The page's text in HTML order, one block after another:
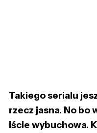
Takiego serialu
rzecz jasna. No bo
iście wybuchowa.